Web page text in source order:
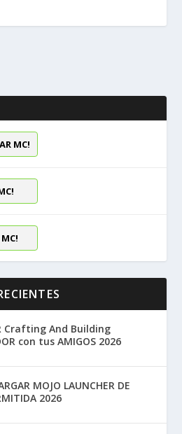
MC!
MC!
Crafting And Building
con tus AMIGOS 2026
MOJO LAUNCHER DE
2026